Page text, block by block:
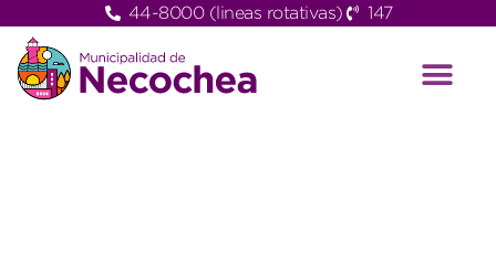
44-8000 (lineas rotativas) 147